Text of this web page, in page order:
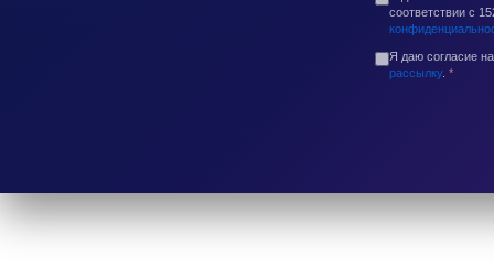
соответствии с
Я даю согласие
рассылку. *